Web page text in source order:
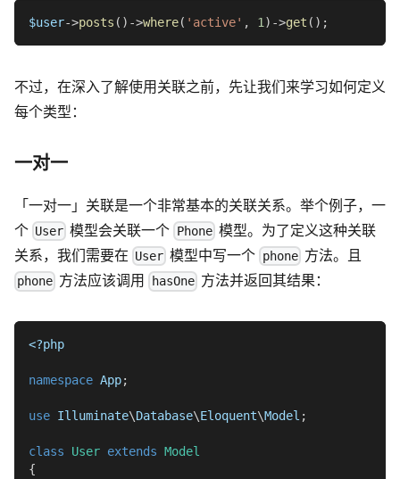
$user->posts ( ) ->where( 'active' , 1 ) ->get ( ) ;
不过，在深入了解使用关联之前，先让我们来学习如何定义
每个类型：
一对一
「一对一」关联是一个非常基本的关联关系。举个例子，一
个 User 模型会关联一个 Phone模型。为了定义这种关联
关系，我们需要在 User 模型中写一个 phone方法。且
phone 方法应该调用 hasOne方法并返回其结果：
<?php
namespace App;
use Illuminate\Database\Eloquent\Model ;
class User extends Model
{